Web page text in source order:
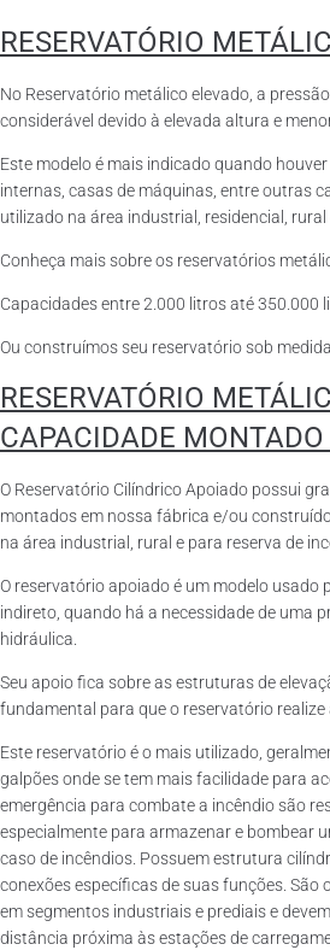
RESERVATÓRIO
No Reservatório metálico elevado, a
considerável devido à elevada altura e
Este modelo é mais indicado quando
internas, casas de máquinas, entre outras
utilizado na área industrial, residencial, rural
Conheça mais sobre os reservatórios
Capacidades entre 2.000 litros até 350.000
Ou construímos seu reservatório sob medida.
RESERVATÓRIO
CAPACIDADE
O Reservatório Cilíndrico Apoiado possui
montados em nossa fábrica e/ou
na área industrial, rural e para reserva de
O reservatório apoiado é um modelo usado
indireto, quando há a necessidade de uma
hidráulica.
Seu apoio fica sobre as estruturas de
fundamental para que o reservatório realize
Este reservatório é o mais utilizado,
galpões onde se tem mais facilidade para
emergência para combate a incêndio são
especialmente para armazenar e bombear
caso de incêndios. Possuem estrutura
conexões específicas de suas funções.
em segmentos industriais e prediais e
distância próxima às estações de